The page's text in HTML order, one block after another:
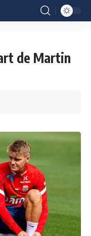
de Martin